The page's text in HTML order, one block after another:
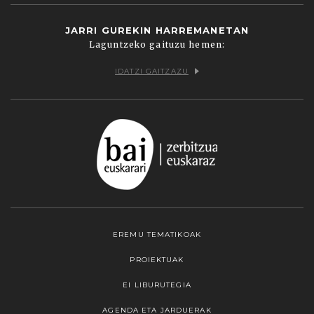
JARRI GUREKIN HARREMANETAN
Laguntzeko gaituzu hemen:
IDATZI GAITZAZU
EREMU TEMATIKOAK
PROIEKTUAK
EI LIBURUTEGIA
AGENDA ETA JARDUERAK